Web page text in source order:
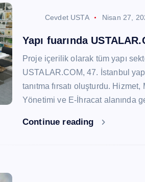
Cevdet USTA Nisan 27,
Yapı fuarında
Proje içerilik olarak tüm yapı
USTALAR.COM, 47. İstanbul
tanıtma fırsatı oluşturdu.
Yönetimi ve E-İhracat alanında
Continue reading